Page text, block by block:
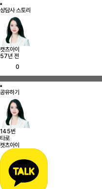
상담사 스토리
캣츠아이
57년 전
0
공유하기
145번
타로
캣츠아이